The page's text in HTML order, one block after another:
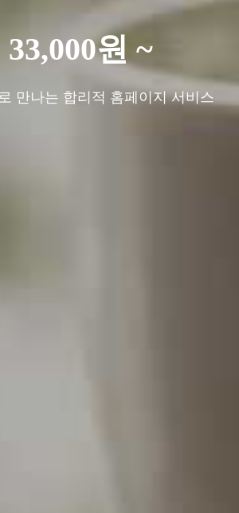
33,000원 ~
만나는 합리적 홈페이지 서비스